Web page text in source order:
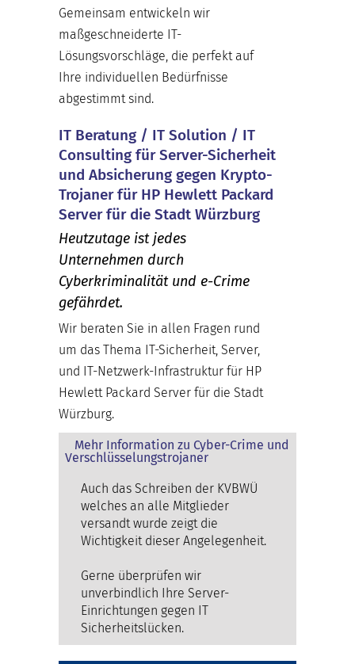
Gemeinsam entwickeln wir
maßgeschneiderte IT-
Lösungsvorschläge, die perfekt auf
Ihre individuellen Bedürfnisse
abgestimmt sind.
IT Beratung / IT Solution / IT
Consulting für Server-Sicherheit
und Absicherung gegen Krypto-
Trojaner für HP Hewlett Packard
Server für die Stadt Würzburg
Heutzutage ist jedes
Unternehmen durch
Cyberkriminalität und e-Crime
gefährdet.
Wir beraten Sie in allen Fragen rund
um das Thema IT-Sicherheit, Server,
und IT-Netzwerk-Infrastruktur für HP
Hewlett Packard Server für die Stadt
Würzburg.
Mehr Information zu Cyber-Crime und
Verschlüsselungstrojaner
Auch das Schreiben der KVBWÜ
welches an alle Mitglieder
versandt wurde zeigt die
Wichtigkeit dieser Angelegenheit.
Gerne überprüfen wir
unverbindlich Ihre Server-
Einrichtungen gegen IT
Sicherheitslücken.